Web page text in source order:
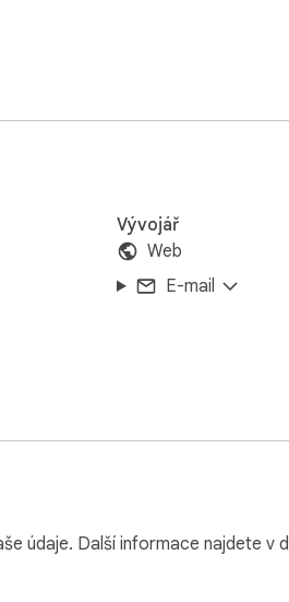
your Chrome browser.
adventure!
at the bottom of the pop up or
Vývojář
Web
E-mail
údaje. Další informace najdete v